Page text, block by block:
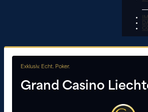
Exklusiv. Echt. Poker.
Grand Casino